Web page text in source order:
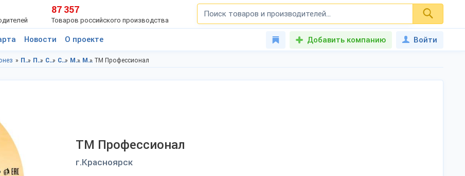
87 357
Товаров российского производства
Новости О проекте Добавить компанию Войти
Продукты питания в Красноярский край Продукты питания в г.Красноярск Соусы в Красноярский край Соусы в г.Красноярск Майонез в Красноярский край Майонез в г.Красноярск ТМ Профессионал
ТМ Профессионал
г.Красноярск